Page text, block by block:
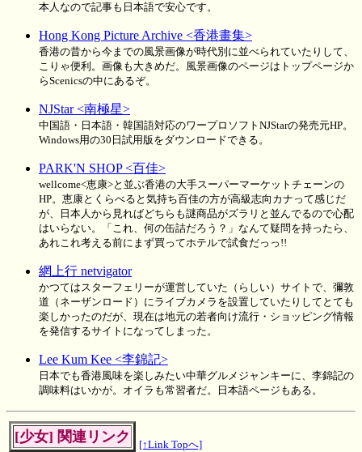
本人なので記事も日本語で安心です。
Hong Kong Picture Archive <香港畫集>
香港の昔から今までの風景画像が時代別に並べられていたりして、
こりゃ便利。画像も大きめだ。風景画像のページはトップページか
らScenicsの中にあるぞ。
NJStar <南極星>
中国語・日本語・韓国語対応のワープロソフトNJStarの発売元HP。
Windows用の30日試用版をダウンロードできる。
PARK'N SHOP <百佳>
wellcome<恵康>と並ぶ香港の大手スーパーマーケットチェーンの
HP。恵康とくらべると気持ち百佳の方が高級志向カナって感じだ
が、日本人から見ればどちらも謎商品がズラリと並んでるので心配
はいらない。「これ、何の缶詰だろう？」なんて疑問を持ったら、
あれこれ考える前にまず買ってホテルで試食だっっ!!
網上行 netvigator
かつてはスターフェリーが運営していた（らしい）サイトで、彌敦
道（ネーザンロード）にライブカメラを設置していたりしてとても
楽しかったのだが、現在は地元の若者向け流行・ショッピング情報
を発信するサイトになってしまった。
Lee Kum Kee <李錦記>
日本でも香港風味を楽しみたい中華グルメジャンキーに、李錦記の
調味料はいかが。オイラも常習者だ。日本語ページもある。
[少女] 関連リンク [↑Link Topへ]